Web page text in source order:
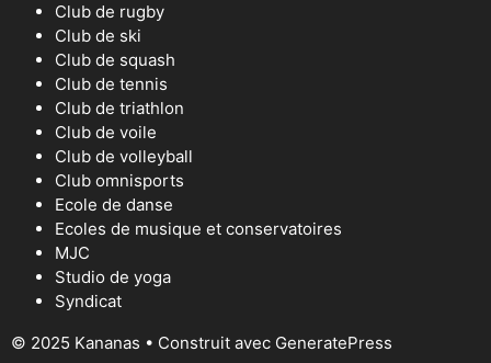
Club de rugby
Club de ski
Club de squash
Club de tennis
Club de triathlon
Club de voile
Club de volleyball
Club omnisports
Ecole de danse
Ecoles de musique et conservatoires
MJC
Studio de yoga
Syndicat
© 2025 Kananas • Construit avec GeneratePress